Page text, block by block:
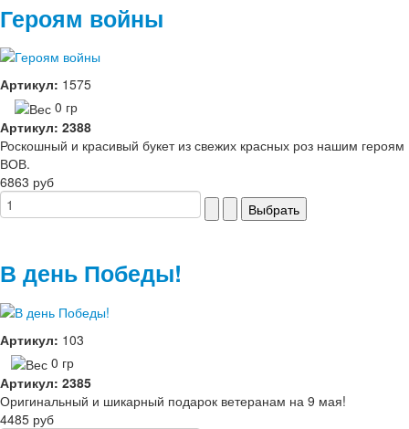
Героям войны
Артикул: 1575
0 гр
Артикул: 2388
Роскошный и красивый букет из свежих красных роз нашим героям
ВОВ.
6863 руб
В день Победы!
Артикул: 103
0 гр
Артикул: 2385
Оригинальный и шикарный подарок ветеранам на 9 мая!
4485 руб